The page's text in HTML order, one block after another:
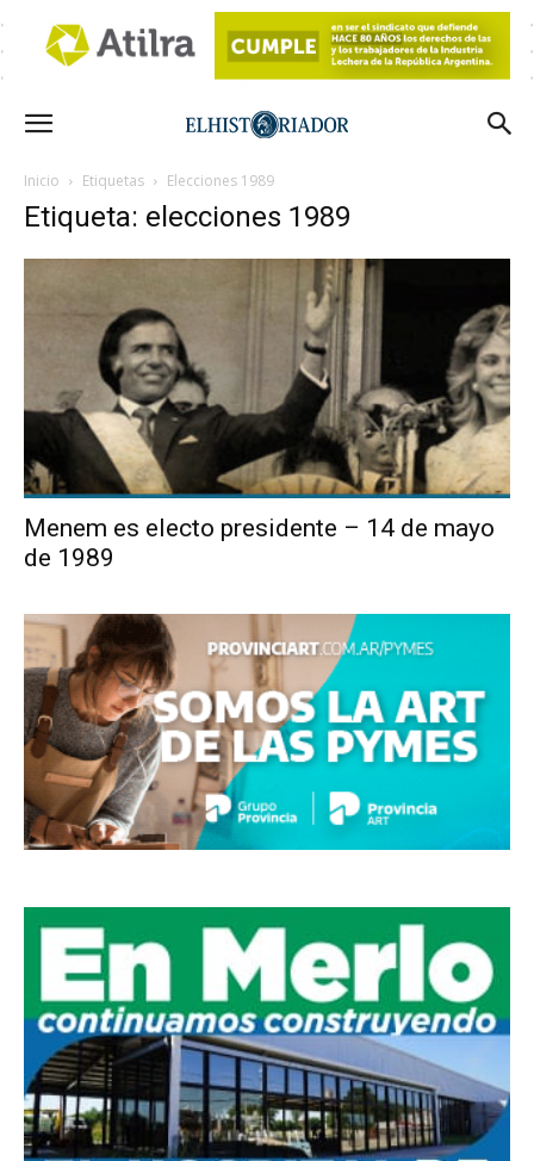
Inicio Etiquetas Elecciones 1989
Etiqueta: elecciones 1989
Menem es electo presidente – 14 de mayo
de 1989